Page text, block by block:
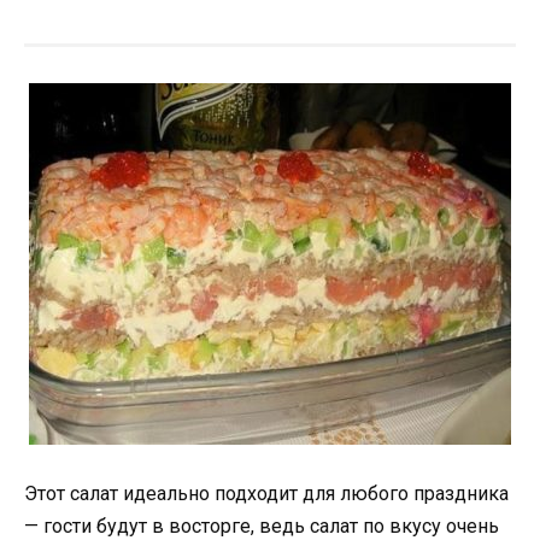
Этот салат идеально подходит для любого праздника
— гости будут в восторге, ведь салат по вкусу очень